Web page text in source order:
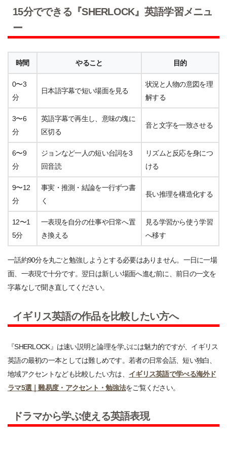
15分でできる『SHERLOCK』英語学習メニュ
ー
時間 やること 目的
0〜3
分
日本語字幕で短い場面を見る
状況と人物の意図を理
解する
3〜6
分
英語字幕で再生し、意味の塊に
区切る
音と文字を一致させる
6〜9
分
ジョンなど一人の短い台詞を3
回音読
リズムと反応を身につ
ける
9〜12
分
事実・推測・結論を一行ずつ書
く
長い推理を構造化する
12〜1
5分
一表現を自分の仕事や日常へ置
き換える
見る学習から使う学習
へ移す
一話約90分を丸ごと勉強しようとする必要はありません。一日に一場
面、一表現で十分です。翌日は新しい場面へ進む前に、前日の一文を
字幕なしで聞き直してください。
イギリス英語の作品を比較したい方へ
『SHERLOCK』は速い説明と論理を学ぶには魅力的ですが、イギリス
英語の最初の一本としては難しめです。若者の日常会話、短い独白、
地域アクセントなども比較したい方は、 イギリス英語で学べる海外ド
ラマ5選｜難易度・アクセント・勉強法をご覧ください。
ドラマから学ぶ使える英語表現